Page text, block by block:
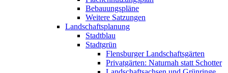
Bebauungspläne
Weitere Satzungen
Landschaftsplanung
Stadtblau
Stadtgrün
Flensburger Landschaftsgärten
Privatgärten: Naturnah statt Schotter